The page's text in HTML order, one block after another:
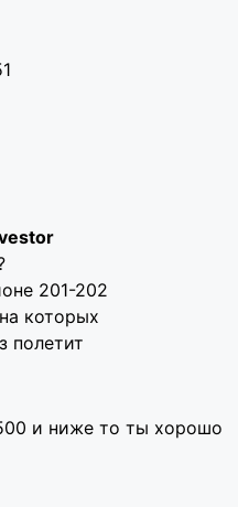
201-202
которых
полетит
и ниже то ты хорошо